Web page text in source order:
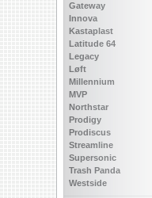
Gateway
Innova
Kastaplast
Latitude 64
Legacy
Løft
Millennium
MVP
Northstar
Prodigy
Prodiscus
Streamline
Supersonic
Trash Panda
Westside